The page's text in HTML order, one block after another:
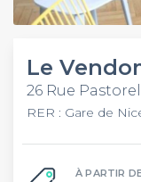
Le
26 Rue
RER : Gare de
À PARTIR